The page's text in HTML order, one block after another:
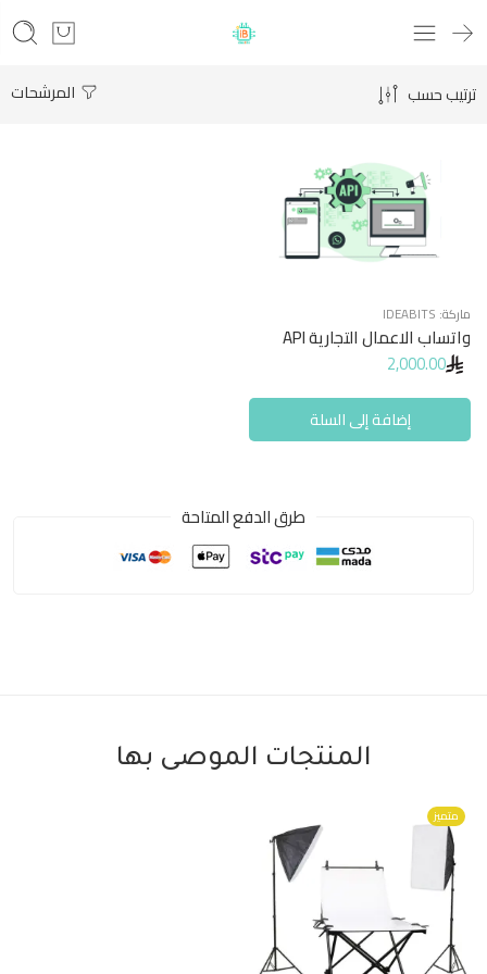
المرشحات ترتيب حسب
ماركة: IDEABITS
واتساب الاعمال التجارية API
2,000.00
إضافة إلى السلة
طرق الدفع المتاحة
المنتجات الموصى بها
متميز